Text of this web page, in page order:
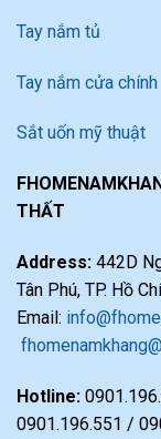
Tay nắm tủ
Tay nắm cửa chính
Sắt uốn mỹ thuật
THẤT
Address: 442D
Tân Phú, TP. Hồ
Email:
Hotline:
0901.196.551 /